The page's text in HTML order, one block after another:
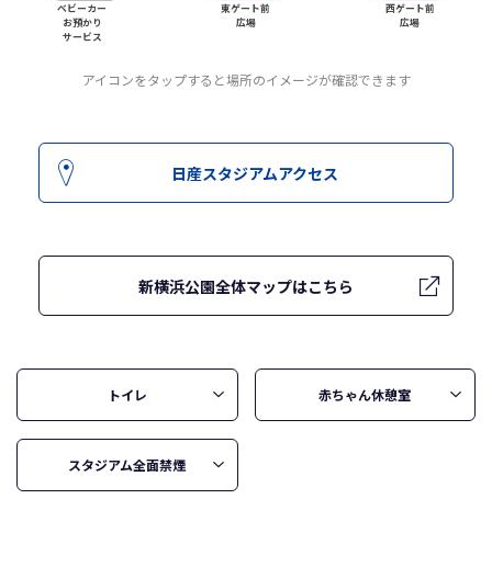
ベビーカー
お預かり
サービス
東ゲート前
広場
西ゲート前
広場
アイコンをタップすると場所のイメージが確認できます
日産スタジアムアクセス
新横浜公園全体マップはこちら
トイレ 赤ちゃん休憩室
スタジアム全面禁煙